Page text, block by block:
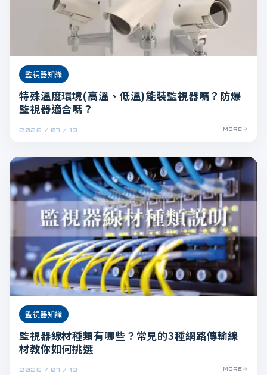
2026 / 07 / 13
監視器知識
特殊溫度環境(高溫、低溫)能裝監視器嗎？防爆
監視器適合嗎？
MORE
2026 / 07 / 13
監視器知識
監視器線材種類有哪些？常見的3種網路傳輸線
材教你如何挑選
MORE